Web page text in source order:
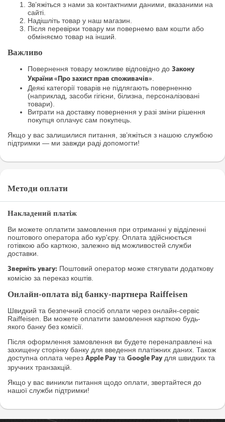
Зв’яжіться з нами за контактними даними, вказаними на
сайті.
Надішліть товар у наш магазин.
Після перевірки товару ми повернемо вам кошти або
обміняємо товар на інший.
Важливо
Повернення товару можливе відповідно до Закону
України «Про захист прав споживачів».
Деякі категорії товарів не підлягають поверненню
(наприклад, засоби гігієни, білизна, персоналізовані
товари).
Витрати на доставку повернення у разі зміни рішення
покупця оплачує сам покупець.
Якщо у вас залишилися питання, зв’яжіться з нашою службою
підтримки — ми завжди раді допомогти!
Методи оплати
Накладений платіж
Ви можете оплатити замовлення при отриманні у відділенні
поштового оператора або кур'єру. Оплата здійснюється
готівкою або карткою, залежно від можливостей служби
доставки.
Зверніть увагу: Поштовий оператор може стягувати додаткову
комісію за переказ коштів.
Онлайн-оплата від банку-партнера Raiffeisen
Швидкий та безпечний спосіб оплати через онлайн-сервіс
Raiffeisen. Ви можете оплатити замовлення карткою будь-
якого банку без комісії.
Після оформлення замовлення ви будете перенаправлені на
захищену сторінку банку для введення платіжних даних. Також
доступна оплата через Apple Pay та Google Pay для швидких та
зручних транзакцій.
Якщо у вас виникли питання щодо оплати, звертайтеся до
нашої служби підтримки!